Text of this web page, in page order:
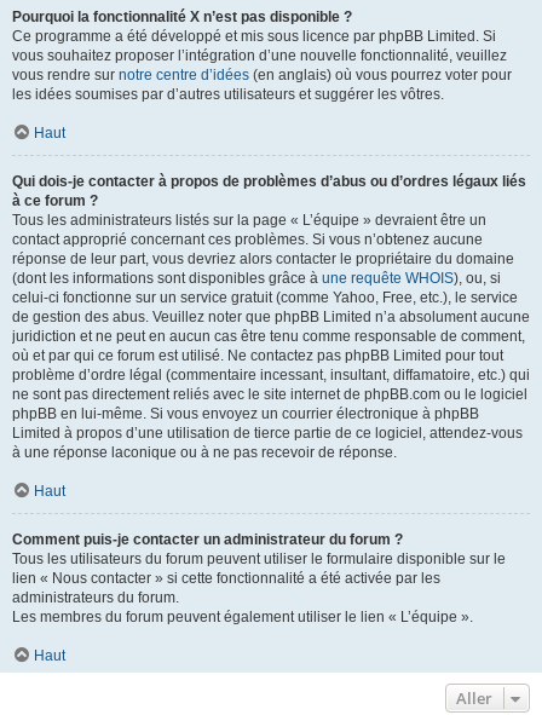
Pourquoi la fonctionnalité X n’est pas disponible ?
Ce programme a été développé et mis sous licence par phpBB Limited. Si
vous souhaitez proposer l’intégration d’une nouvelle fonctionnalité, veuillez
vous rendre sur notre centre d’idées (en anglais) où vous pourrez voter pour
les idées soumises par d’autres utilisateurs et suggérer les vôtres.
Haut
Qui dois-je contacter à propos de problèmes d’abus ou d’ordres légaux liés
à ce forum ?
Tous les administrateurs listés sur la page « L’équipe » devraient être un
contact approprié concernant ces problèmes. Si vous n’obtenez aucune
réponse de leur part, vous devriez alors contacter le propriétaire du domaine
(dont les informations sont disponibles grâce à une requête WHOIS), ou, si
celui-ci fonctionne sur un service gratuit (comme Yahoo, Free, etc.), le service
de gestion des abus. Veuillez noter que phpBB Limited n’a absolument aucune
juridiction et ne peut en aucun cas être tenu comme responsable de comment,
où et par qui ce forum est utilisé. Ne contactez pas phpBB Limited pour tout
problème d’ordre légal (commentaire incessant, insultant, diffamatoire, etc.) qui
ne sont pas directement reliés avec le site internet de phpBB.com ou le logiciel
phpBB en lui-même. Si vous envoyez un courrier électronique à phpBB
Limited à propos d’une utilisation de tierce partie de ce logiciel, attendez-vous
à une réponse laconique ou à ne pas recevoir de réponse.
Haut
Comment puis-je contacter un administrateur du forum ?
Tous les utilisateurs du forum peuvent utiliser le formulaire disponible sur le
lien « Nous contacter » si cette fonctionnalité a été activée par les
administrateurs du forum.
Les membres du forum peuvent également utiliser le lien « L’équipe ».
Haut
Aller